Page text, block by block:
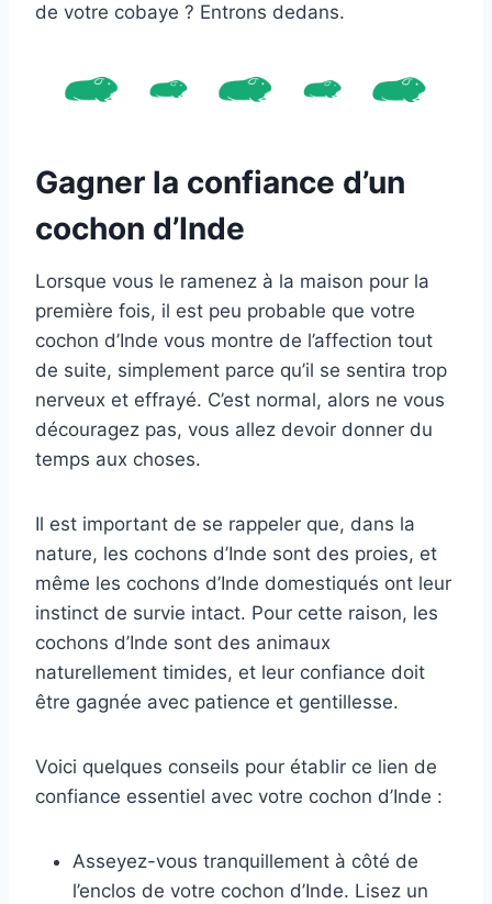
de votre cobaye ? Entrons dedans.
Gagner la confiance d’un
cochon d’Inde
Lorsque vous le ramenez à la maison pour la
première fois, il est peu probable que votre
cochon d’Inde vous montre de l’affection tout
de suite, simplement parce qu’il se sentira trop
nerveux et effrayé. C’est normal, alors ne vous
découragez pas, vous allez devoir donner du
temps aux choses.
Il est important de se rappeler que, dans la
nature, les cochons d’Inde sont des proies, et
même les cochons d’Inde domestiqués ont leur
instinct de survie intact. Pour cette raison, les
cochons d’Inde sont des animaux
naturellement timides, et leur confiance doit
être gagnée avec patience et gentillesse.
Voici quelques conseils pour établir ce lien de
confiance essentiel avec votre cochon d’Inde :
Asseyez-vous tranquillement à côté de
l’enclos de votre cochon d’Inde. Lisez un